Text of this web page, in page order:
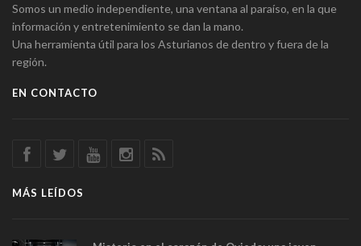
Somos un medio independiente, una ventana al paraíso, en la que
información y entretenimiento se dan la mano.
Una herramienta útil para los Asturianos de dentro y fuera de la
región.
EN CONTACTO
MÁS LEÍDOS